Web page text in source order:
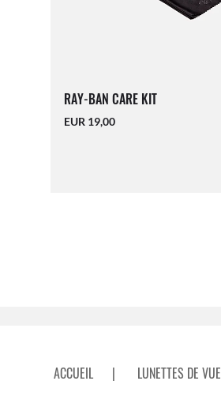
RAY-BAN CARE KIT
EUR 19,00
ACCUEIL | LUNETTES DE VUE